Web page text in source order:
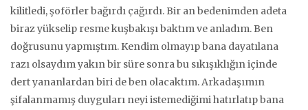
kilitledi, şoförler bağırdı çağırdı. Bir an bedenimden adeta
biraz yükselip resme kuşbakışı baktım ve anladım. Ben
doğrusunu yapmıştım. Kendim olmayıp bana dayatılana
razı olsaydım yakın bir süre sonra bu sıkışıklığın içinde
dert yananlardan biri de ben olacaktım. Arkadaşımın
şifalanmamış duyguları neyi istemediğimi hatırlatıp bana